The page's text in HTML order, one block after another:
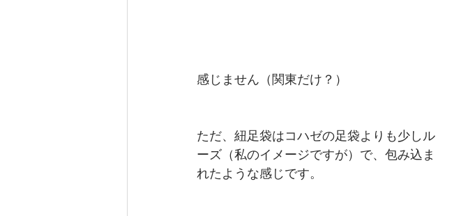
感じません（関東だけ？）
ただ、紐足袋はコハゼの足袋よりも少しル
ーズ（私のイメージですが）で、包み込ま
れたような感じです。